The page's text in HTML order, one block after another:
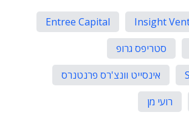
Insight
Entree Capital
סטריפס גרופ
אינסייט וונצ'רס פרנטנרס
רועי מן